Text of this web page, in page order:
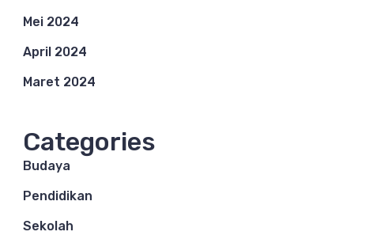
Mei 2024
April 2024
Maret 2024
Categories
Budaya
Pendidikan
Sekolah